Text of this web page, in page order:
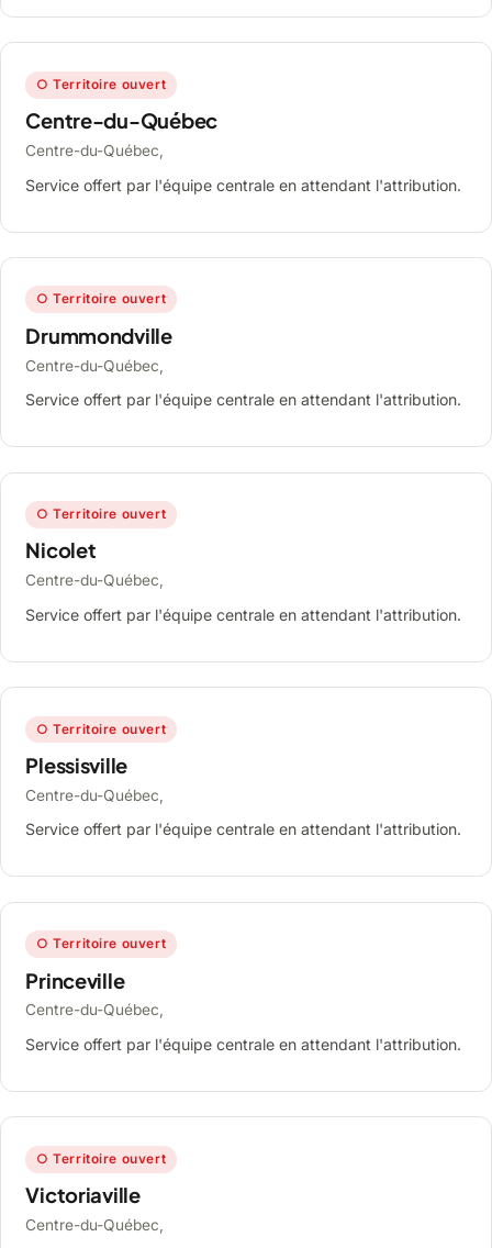
○ Territoire ouvert
Centre-du-Québec
Centre-du-Québec,
Service offert par l'équipe centrale en attendant l'attribution.
○ Territoire ouvert
Drummondville
Centre-du-Québec,
Service offert par l'équipe centrale en attendant l'attribution.
○ Territoire ouvert
Nicolet
Centre-du-Québec,
Service offert par l'équipe centrale en attendant l'attribution.
○ Territoire ouvert
Plessisville
Centre-du-Québec,
Service offert par l'équipe centrale en attendant l'attribution.
○ Territoire ouvert
Princeville
Centre-du-Québec,
Service offert par l'équipe centrale en attendant l'attribution.
○ Territoire ouvert
Victoriaville
Centre-du-Québec,